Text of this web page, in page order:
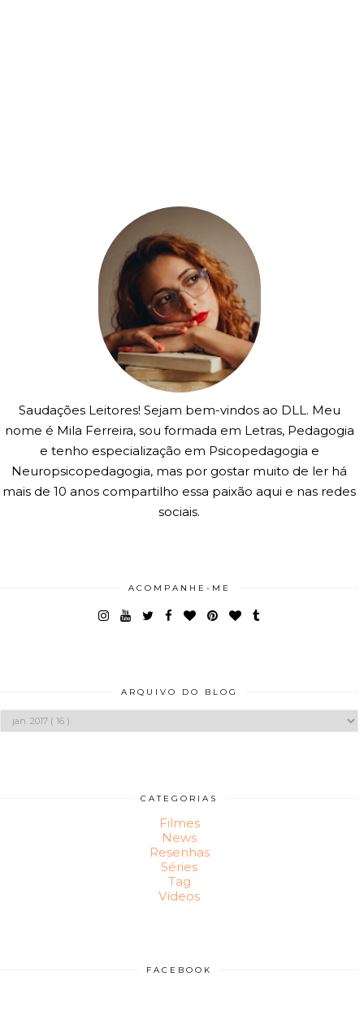
Saudações Leitores! Sejam bem-vindos ao DLL. Meu
nome é Mila Ferreira, sou formada em Letras, Pedagogia
e tenho especialização em Psicopedagogia e
Neuropsicopedagogia, mas por gostar muito de ler há
mais de 10 anos compartilho essa paixão aqui e nas redes
sociais.
ACOMPANHE-ME
ARQUIVO DO BLOG
CATEGORIAS
Filmes
News
Resenhas
Séries
Tag
Vídeos
FACEBOOK